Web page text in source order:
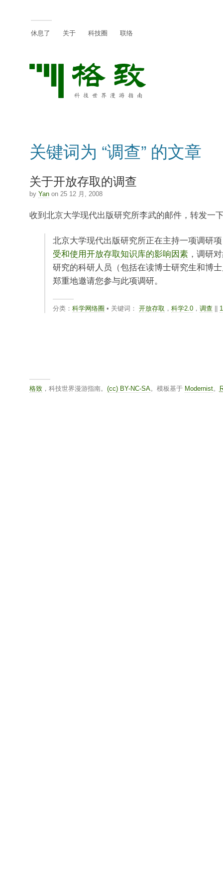
休息了 关于 科技圈 联络
关键词为 “调查” 的文章
关于开放存取的调查
by Yanon 25 12 月, 2008
收到北京大学现代出版研究所李武的邮件，转发一
北京大学现代出版研究所正在主持一项调研
受和使用开放存取知识库的影响因素，调研
研究的科研人员（包括在读博士研究生和博
郑重地邀请您参与此项调研。
分类： 科学网络圈 • 关键词： 开放存取 ， 科学2.0， 调查
格致，科技世界漫游指南。 (cc) BY-NC-SA。模板基于 Modernist。